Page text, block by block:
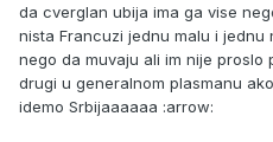
da cverglan ubija ima ga vise
nista Francuzi jednu malu i jednu
nego da muvaju ali im nije
drugi u generalnom plasmanu
idemo Srbijaaaaaa :arrow: